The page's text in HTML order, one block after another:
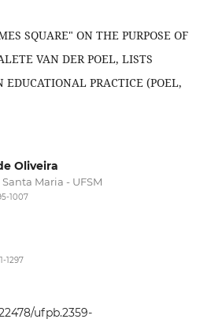
SQUARE" ON THE PURPOSE OF
VAN DER POEL, LISTS
EDUCATIONAL PRACTICE (POEL,
Oliveira
Maria - UFSM
1007
1297
ufpb.2359-